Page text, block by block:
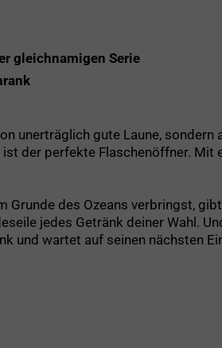
gleichnamigen Serie
unerträglich gute Laune,
der perfekte Flaschenöffner.
Grunde des Ozeans verbringst,
jedes Getränk deiner Wahl.
und wartet auf seinen nächsten